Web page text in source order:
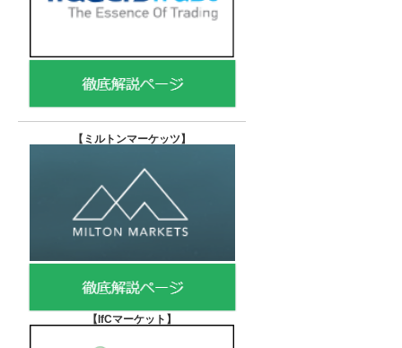
【 ミルトンマーケッツ】
【IfCマーケット 】